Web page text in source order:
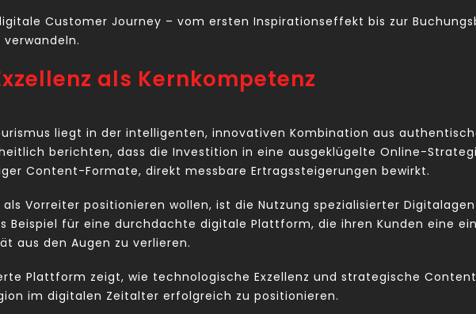
Customer Journey – vom ersten Inspirationseffekt bis zur
als Kernkompetenz
liegt in der intelligenten, innovativen Kombination aus
berichten, dass die Investition in eine ausgeklügelte Online-
Content-Formate, direkt messbare Ertragssteigerungen bewirkt.
Vorreiter positionieren wollen, ist die Nutzung spezialisierter
Beispiel für eine durchdachte digitale Plattform, die ihren Kunden eine
aus den Augen zu verlieren.
Plattform zeigt, wie technologische Exzellenz und strategische
im digitalen Zeitalter erfolgreich zu positionieren.